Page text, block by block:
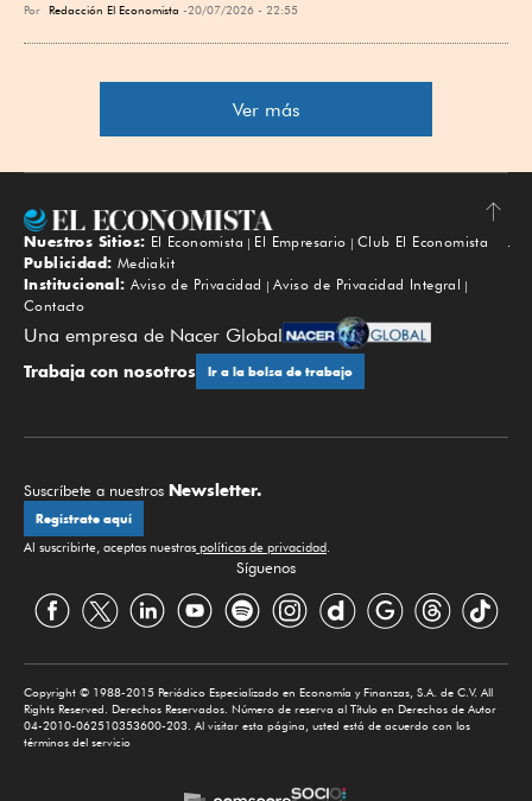
Por Redacción El Economista 20/07/2026 - 22:55
Ver más
Subir
Nuestros Sitios: El Economista El Empresario
Club El Economista
Publicidad: Mediakit
Institucional: Aviso de Privacidad
Aviso de Privacidad Integral
Contacto
Una empresa de Nacer Global
Trabaja con nosotros Ir a la bolsa de trabajo
Suscríbete a nuestros Newsletter.
Regístrate aquí
Al suscribirte, aceptas nuestras políticas de privacidad.
Síguenos
Copyright © 1988-2015 Periódico Especializado en Economía y Finanzas, S.A. de C.V. All
Rights Reserved. Derechos Reservados. Número de reserva al Título en Derechos de Autor
04-2010-062510353600-203. Al visitar esta página, usted está de acuerdo con los
términos del servicio